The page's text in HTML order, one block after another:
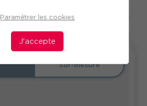
Paramétrer les cookies
J'accepte
Sur-mesure